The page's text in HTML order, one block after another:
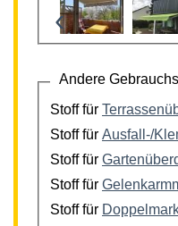
‹
Andere
Stoff für
Stoff für Ausfall-/
Stoff für
Stoff für
Stoff für